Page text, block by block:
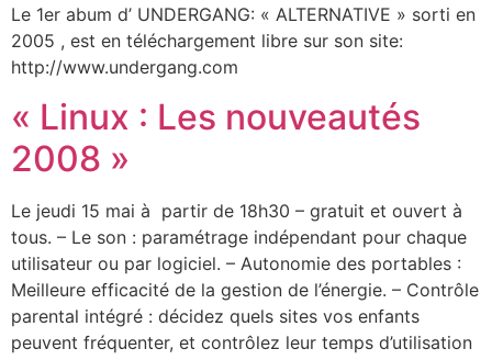
Le 1er abum d’ UNDERGANG: « ALTERNATIVE » sorti en
2005 , est en téléchargement libre sur son site:
http://www.undergang.com
« Linux : Les nouveautés
2008 »
Le jeudi 15 mai à partir de 18h30 – gratuit et ouvert à
tous. – Le son : paramétrage indépendant pour chaque
utilisateur ou par logiciel. – Autonomie des portables :
Meilleure efficacité de la gestion de l’énergie. – Contrôle
parental intégré : décidez quels sites vos enfants
peuvent fréquenter, et contrôlez leur temps d’utilisation